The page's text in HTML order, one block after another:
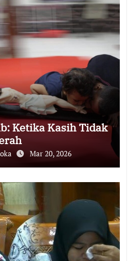
Ketika Kasih Tidak
Mar 20, 2026